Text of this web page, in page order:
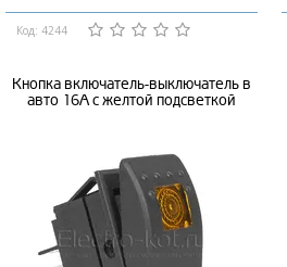
Код: 4244
Кнопка включатель-выключатель в
авто 16А с желтой подсветкой